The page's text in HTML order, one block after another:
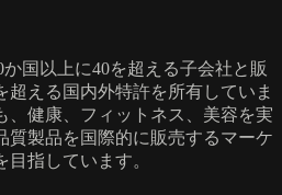
か国以上に40を超える子会社と販
超える国内外特許を所有していま
、健康、フィットネス、美容を実
質製品を国際的に販売するマーケ
指しています。